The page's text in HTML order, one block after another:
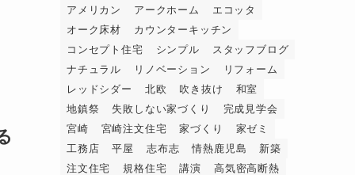
アメリカン
アークホーム
エコッタ
オーク床材
カウンターキッチン
コンセプト住宅
シンプル
スタッフブログ
ナチュラル
リノベーション
リフォーム
レッドシダー
北欧 吹き抜け
和室
地鎮祭
失敗しない家づくり
完成見学会
宮崎
宮崎注文住宅 家づくり
家ゼミ
工務店
平屋 志布志 情熱鹿児島
新築
注文住宅
規格住宅 講演
高気密高断熱